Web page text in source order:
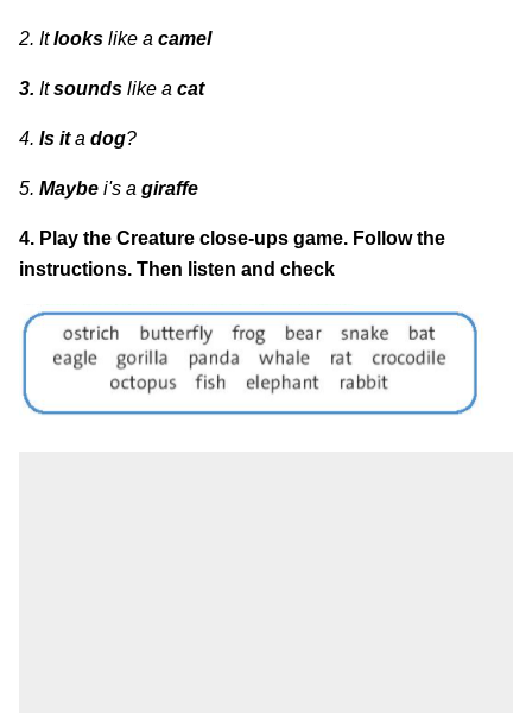
2. Itlooks like a camel
3. Itsounds like a cat
4. Is ita dog?
5. Maybe i's a giraffe
4. Play the Creature close-ups game. Follow the
instructions. Then listen and check